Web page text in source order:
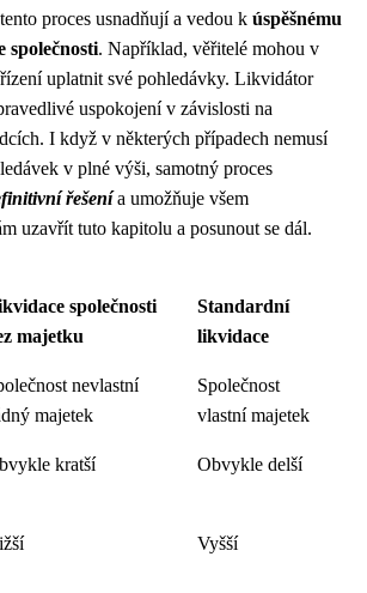
proces usnadňují a vedou k úspěšnému
společnosti. Například, věřitelé mohou v
uplatnit své pohledávky. Likvidátor
uspokojení v závislosti na
I když v některých případech nemusí
v plné výši, samotný proces
řešenía umožňuje všem
uzavřít tuto kapitolu a posunout se dál.
společnosti
majetku
Standardní
likvidace
nevlastní
majetek
Společnost
vlastní majetek
kratší Obvykle delší
Vyšší